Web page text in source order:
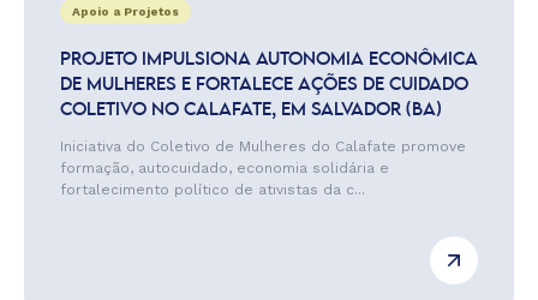
Apoio a Projetos
PROJETO IMPULSIONA AUTONOMIA ECONÔMICA
DE MULHERES E FORTALECE AÇÕES DE CUIDADO
COLETIVO NO CALAFATE, EM SALVADOR (BA)
Iniciativa do Coletivo de Mulheres do Calafate promove
formação, autocuidado, economia solidária e
fortalecimento político de ativistas da c...